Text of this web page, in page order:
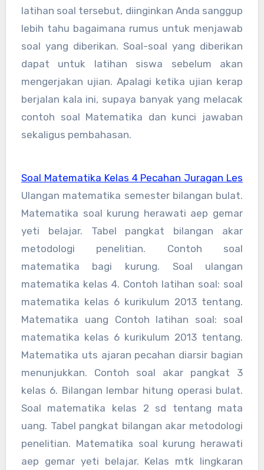
latihan soal tersebut, diinginkan Anda sanggup
lebih tahu bagaimana rumus untuk menjawab
soal yang diberikan. Soal-soal yang diberikan
dapat untuk latihan siswa sebelum akan
mengerjakan ujian. Apalagi ketika ujian kerap
berjalan kala ini, supaya banyak yang melacak
contoh soal Matematika dan kunci jawaban
sekaligus pembahasan.
Soal Matematika Kelas 4 Pecahan Juragan Les
Ulangan matematika semester bilangan bulat.
Matematika soal kurung herawati aep gemar
yeti belajar. Tabel pangkat bilangan akar
metodologi penelitian. Contoh soal
matematika bagi kurung. Soal ulangan
matematika kelas 4. Contoh latihan soal: soal
matematika kelas 6 kurikulum 2013 tentang.
Matematika uang Contoh latihan soal: soal
matematika kelas 6 kurikulum 2013 tentang.
Matematika uts ajaran pecahan diarsir bagian
menunjukkan. Contoh soal akar pangkat 3
kelas 6. Bilangan lembar hitung operasi bulat.
Soal matematika kelas 2 sd tentang mata
uang. Tabel pangkat bilangan akar metodologi
penelitian. Matematika soal kurung herawati
aep gemar yeti belajar. Kelas mtk lingkaran